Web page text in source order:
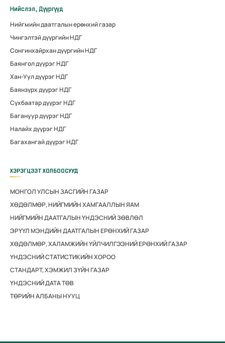
Нийслэл, Дүүргүүд
Нийгмийн даатгалын ерөнхий газар
Чингэлтэй дүүргийн НДГ
Сонгинхайрхан дүүргийн НДГ
Баянгол дүүрэг НДГ
Хан-Уул дүүрэг НДГ
Баянзүрх дүүрэг НДГ
Сүхбаатар дүүрэг НДГ
Багануур дүүрэг НДГ
Налайх дүүрэг НДГ
Багахангай дүүрэг НДГ
ХЭРЭГЦЭЭТ ХОЛБООСУУД
МОНГОЛ УЛСЫН ЗАСГИЙН ГАЗАР
ХӨДӨЛМӨР, НИЙГМИЙН ХАМГААЛЛЫН ЯАМ
НИЙГМИЙН ДААТГАЛЫН ҮНДЭСНИЙ ЗӨВЛӨЛ
ЭРҮҮЛ МЭНДИЙН ДААТГАЛЫН ЕРӨНХИЙ ГАЗАР
ХӨДӨЛМӨР, ХАЛАМЖИЙН ҮЙЛЧИЛГЭЭНИЙ ЕРӨНХИЙ ГАЗАР
ҮНДЭСНИЙ СТАТИСТИКИЙН ХОРОО
СТАНДАРТ, ХЭМЖИЛ ЗҮЙН ГАЗАР
ҮНДЭСНИЙ ДАТА ТӨВ
ТӨРИЙН АЛБАНЫ НУУЦ